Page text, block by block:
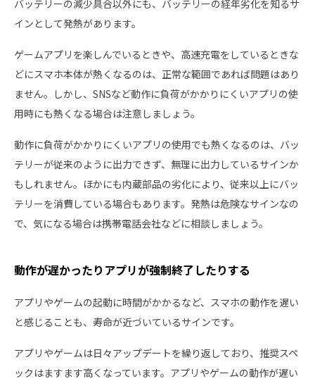
バッテリーの減少具合以外にも、バッテリーの経年劣化を知るサ
インとして発熱があります。
ゲームアプリを楽しんでいるときや、高速充電をしているときな
どにスマホ本体が熱くなるのは、正常な範囲であれば問題はあり
ません。しかし、SNSなど動作に負荷がかかりにくいアプリの使
用時にも熱くなる場合は注意しましょう。
動作に負荷がかかりにくいアプリの使用でも熱くなるのは、バッ
テリーが従来のように出力できず、無理に出力しているサインか
もしれません。ほかにも内蔵部品の劣化により、従来以上にバッ
テリーを消費している場合もあります。発熱は危険なサインなの
で、気になる場合は携帯電話会社などに相談しましょう。
動作が遅かったりアプリが強制終了したりする
アプリやゲームの起動に時間がかかるなど、スマホの動作を遅い
と感じることも、寿命が近づいているサインです。
アプリやゲームは日々アップデートを繰り返しており、推奨スペ
ックはますます高くなっています。アプリやゲームの動作が遅い